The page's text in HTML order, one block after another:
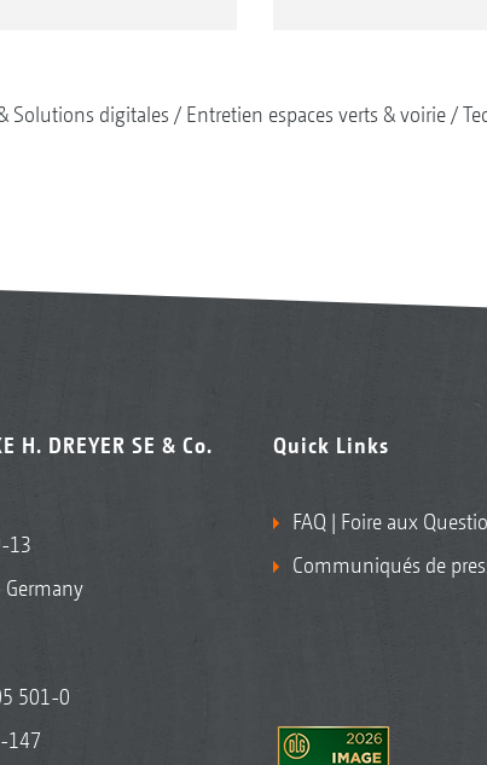
Solutions digitales Entretien espaces verts & voirie
H. DREYER SE & Co.
13
501-0
147
Quick Links
FAQ | Foire aux
Communiqués de